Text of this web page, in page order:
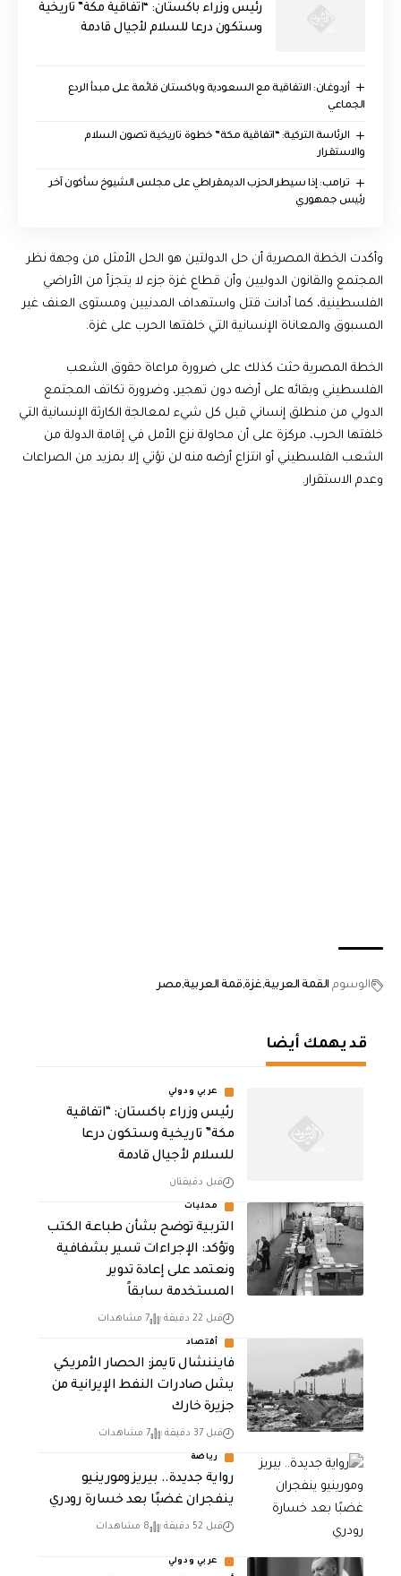
رئيس وزراء باكستان: “اتفاقية مكة” تاريخية
وستكون درعا للسلام لأجيال قادمة
أردوغان: الاتفاقية مع السعودية وباكستان قائمة على مبدأ الردع
الجماعي
الرئاسة التركية: “اتفاقية مكة” خطوة تاريخية تصون السلام
والاستقرار
ترامب: إذا سيطر الحزب الديمقراطي على مجلس الشيوخ سأكون آخر
رئيس جمهوري
وأكدت الخطة المصرية أن حل الدولتين هو الحل الأمثل من وجهة نظر
المجتمع والقانون الدوليين وأن قطاع غزة جزء لا يتجزأ من الأراضي
الفلسطينية، كما أدانت قتل واستهداف المدنيين ومستوى العنف غير
المسبوق والمعاناة الإنسانية التي خلفتها الحرب على غزة.
الخطة المصرية حثت كذلك على ضرورة مراعاة حقوق الشعب
الفلسطيني وبقائه على أرضه دون تهجير، وضرورة تكاتف المجتمع
الدولي من منطلق إنساني قبل كل شيء لمعالجة الكارثة الإنسانية التي
خلفتها الحرب، مركزة على أن محاولة نزع الأمل في إقامة الدولة من
الشعب الفلسطيني أو انتزاع أرضه منه لن تؤتي إلا بمزيد من الصراعات
وعدم الاستقرار.
الوسوم القمة العربية غزة قمة العربية مصر
قد يهمك أيضا
عربي ودولي
رئيس وزراء باكستان: “اتفاقية
مكة” تاريخية وستكون درعا
للسلام لأجيال قادمة
قبل دقيقتان
محليات
التربية توضح بشأن طباعة الكتب
وتؤكد: الإجراءات تسير بشفافية
ونعتمد على إعادة تدوير
المستخدمة سابقاً
قبل 22 دقيقة 7 مشاهدات
أقتصاد
فايننشال تايمز: الحصار الأمريكي
يشل صادرات النفط الإيرانية من
جزيرة خارك
قبل 37 دقيقة 7 مشاهدات
رياضة
رواية جديدة.. بيريز ومورينيو
ينفجران غضبًا بعد خسارة رودري
قبل 52 دقيقة 8 مشاهدات
عربي ودولي